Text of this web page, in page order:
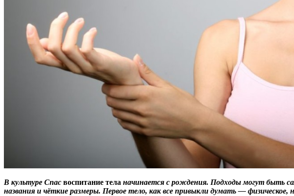
В культуре Спас воспитание тела начинается с рождения. Подходы могут быть
названия и чёткие размеры. Первое тело, как все привыкли думать — физическое,